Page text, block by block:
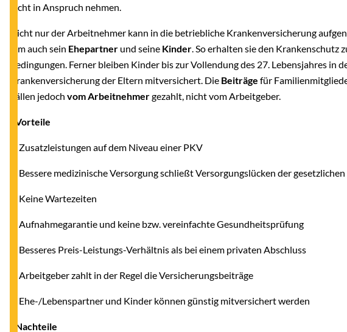
nicht in Anspruch nehmen.
Nicht nur der Arbeitnehmer kann in die betriebliche Krankenversicherung
ihm auch sein Ehepartner und seine Kinder. So erhalten sie den Krankenschutz
Bedingungen. Ferner bleiben Kinder bis zur Vollendung des 27. Lebensjahres in
Krankenversicherung der Eltern mitversichert. Die Beiträge für
Fällen jedoch vom Arbeitnehmergezahlt, nicht vom Arbeitgeber.
- Vorteile
Zusatzleistungen auf dem Niveau einer PKV
Bessere medizinische Versorgung schließt Versorgungslücken der
Keine Wartezeiten
Aufnahmegarantie und keine bzw. vereinfachte Gesundheitsprüfung
Besseres Preis-Leistungs-Verhältnis als bei einem privaten Abschluss
Arbeitgeber zahlt in der Regel die Versicherungsbeiträge
Ehe-/Lebenspartner und Kinder können günstig mitversichert werden
- Nachteile